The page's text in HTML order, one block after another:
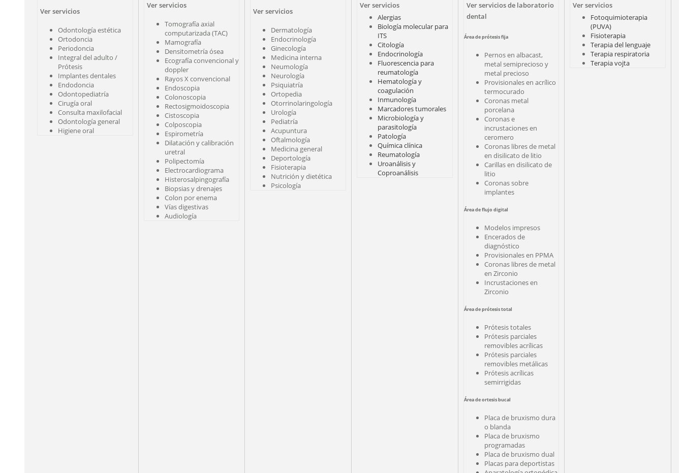
Ver servicios
Odontología estética
Ortodoncia
Periodoncia
Integral del adulto /
Prótesis
Implantes dentales
Endodoncia
Odontopediatría
Cirugía oral
Consulta maxilofacial
Odontología general
Higiene oral
Ver servicios
Tomografía axial
computarizada (TAC)
Mamografía
Densitometría ósea
Ecografía convencional y
doppler
Rayos X convencional
Endoscopia
Colonoscopia
Rectosigmoidoscopia
Cistoscopia
Colposcopia
Espirometría
Dilatación y calibración
uretral
Polipectomía
Electrocardiograma
Histerosalpingografía
Biopsias y drenajes
Colon por enema
Vías digestivas
Audiología
Ver servicios
Dermatología
Endocrinología
Ginecología
Medicina interna
Neumología
Neurología
Psiquiatría
Ortopedia
Otorrinolaringología
Urología
Pediatría
Acupuntura
Oftalmología
Medicina general
Deportología
Fisioterapia
Nutrición y dietética
Psicología
Ver servicios
Alergias
Biología molecular para
ITS
Citología
Endocrinología
Fluorescencia para
reumatología
Hematología y
coagulación
Inmunología
Marcadores tumorales
Microbiología y
parasitología
Patología
Química clínica
Reumatología
Uroanálisis y
Coproanálisis
Ver servicios de laboratorio
dental
Área de prótesis fija
Pernos en albacast,
metal semiprecioso y
metal precioso
Provisionales en acrílico
termocurado
Coronas metal
porcelana
Coronas e
incrustaciones en
ceromero
Coronas libres de metal
en disilicato de litio
Carillas en disilicato de
litio
Coronas sobre
implantes
Área de flujo digital
Modelos impresos
Encerados de
diagnóstico
Provisionales en PPMA
Coronas libres de metal
en Zirconio
Incrustaciones en
Zirconio
Área de prótesis total
Prótesis totales
Prótesis parciales
removibles acrílicas
Prótesis parciales
removibles metálicas
Prótesis acrílicas
semirrigidas
Área de ortesis bucal
Placa de bruxismo dura
o blanda
Placa de bruxismo
programadas
Placa de bruxismo dual
Placas para deportistas
Ver servicios
Fotoquimioterapia
(PUVA)
Fisioterapia
Terapia del lenguaje
Terapia respiratoria
Terapia vojta